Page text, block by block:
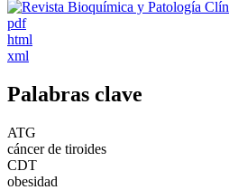
pdf
html
xml
Palabras clave
ATG
cáncer de tiroides
CDT
obesidad